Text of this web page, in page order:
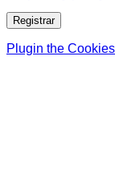
Registrar
Plugin the